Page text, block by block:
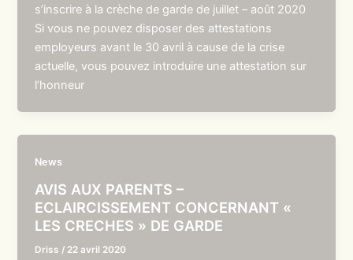
s’inscrire à la crèche de garde de juillet – août 2020
Si vous ne pouvez disposer des attestations
employeurs avant le 30 avril à cause de la crise
actuelle, vous pouvez introduire une attestation sur
l’honneur
News
AVIS AUX PARENTS –
ECLAIRCISSEMENT CONCERNANT «
LES CRECHES » DE GARDE
Driss / 22 avril 2020